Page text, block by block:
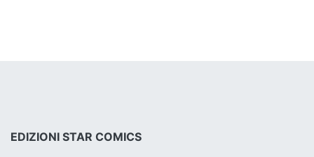
EDIZIONI STAR COMICS